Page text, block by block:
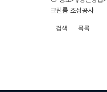
크린룸 조성공사
검색 목록